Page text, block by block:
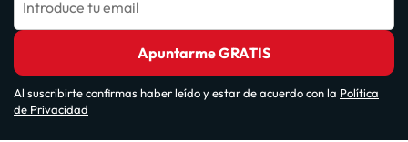
Introduce tu email
Apuntarme GRATIS
Al suscribirte confirmas haber leído y estar de acuerdo con la Política
de Privacidad